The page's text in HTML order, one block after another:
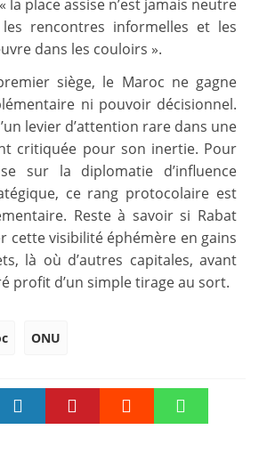
la place assise n’est jamais neutre
rencontres informelles et les
dans les couloirs ».
siège, le Maroc ne gagne
ni pouvoir décisionnel.
levier d’attention rare dans une
critiquée pour son inertie. Pour
sur la diplomatie d’influence
ce rang protocolaire est
Reste à savoir si Rabat
cette visibilité éphémère en gains
là où d’autres capitales, avant
profit d’un simple tirage au sort.
ONU